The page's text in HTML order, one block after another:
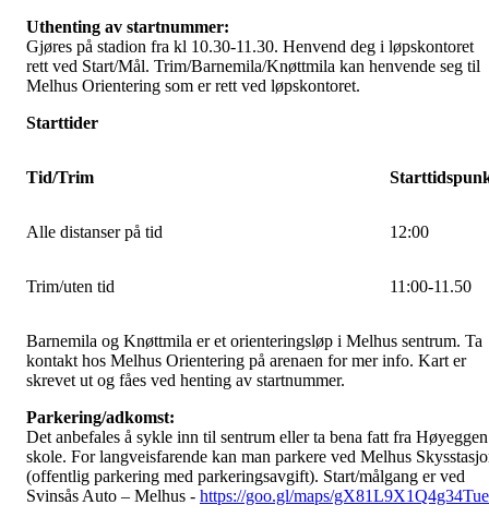
Uthenting av startnummer:
Gjøres på stadion fra kl 10.30-11.30. Henvend deg i løpskontoret
rett ved Start/Mål. Trim/Barnemila/Knøttmila kan henvende seg til
Melhus Orientering som er rett ved løpskontoret.
Starttider
Tid/Trim
Alle distanser på tid 12:00
Trim/uten tid 11:00-11.50
Barnemila og Knøttmila er et orienteringsløp i Melhus sentrum. Ta
kontakt hos Melhus Orientering på arenaen for mer info. Kart er
skrevet ut og fåes ved henting av startnummer.
Parkering/adkomst:
Det anbefales å sykle inn til sentrum eller ta bena fatt fra Høyeggen
skole. For langveisfarende kan man parkere ved Melhus
(offentlig parkering med parkeringsavgift). Start/målgang er ved
Svinsås Auto – Melhus - https://goo.gl/maps/